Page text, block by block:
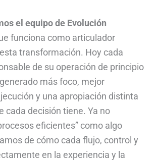
el equipo de Evolución
funciona como articulador
transformación. Hoy cada
de su operación de principio
más foco, mejor
y una apropiación distinta
cada decisión tiene. Ya no
eficientes” como algo
de cómo cada flujo, control y
en la experiencia y la